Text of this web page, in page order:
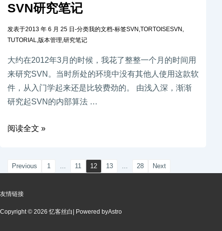
SVN研究笔记
发表于2013 年 6 月 25 日 -分类我的文档-标签SVN ,TORTOISESVN ,
TUTORIAL,版本管理,研究笔记
大约在2012年3月的时候，我花了整整一个月的时间用
来研究SVN。当时所处的环境中没有其他人使用这款软
件，从入门学起来还是比较费劲的。 由浅入深，渐渐
研究起SVN的内部算法 …
阅读全文 »
Previous 1 ... 11 12 13 ... 28 Next
友情链接
Copyright © 2026 忆客丝白 | Powered byAstro